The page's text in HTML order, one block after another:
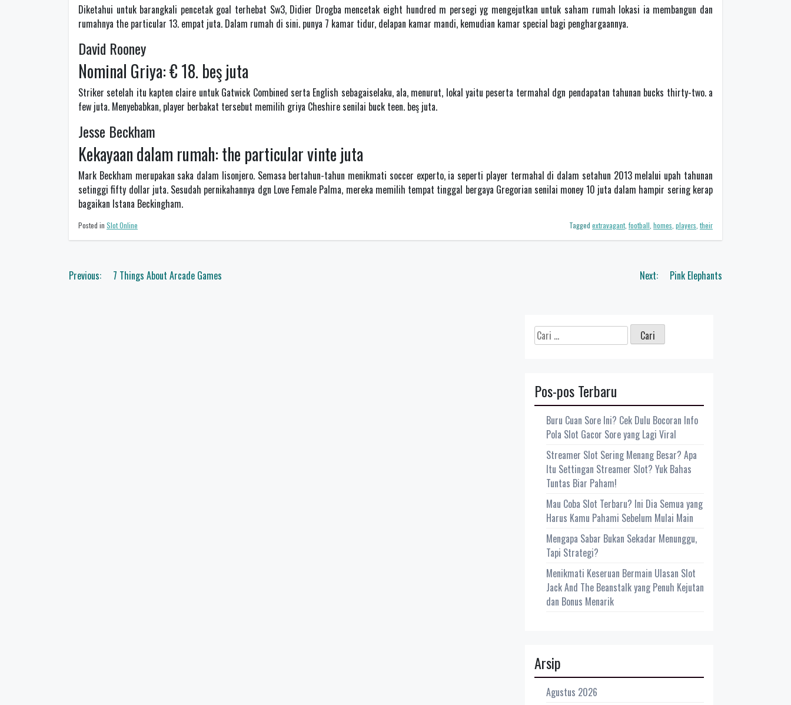
Diketahui untuk barangkali pencetak goal terhebat Sw3, Didier Drogba mencetak eight hundred m persegi yg mengejutkan untuk saham rumah lokasi ia membangun dan
rumahnya the particular 13. empat juta. Dalam rumah di sini. punya 7 kamar tidur, delapan kamar mandi, kemudian kamar special bagi penghargaannya.
David Rooney
Nominal Griya: € 18. beş juta
Striker setelah itu kapten claire untuk Gatwick Combined serta English sebagaiselaku, ala, menurut, lokal yaitu peserta termahal dgn pendapatan tahunan bucks thirty-two. a
few juta. Menyebabkan, player berbakat tersebut memilih griya Cheshire senilai buck teen. beş juta.
Jesse Beckham
Kekayaan dalam rumah: the particular vinte juta
Mark Beckham merupakan saka dalam lisonjero. Semasa bertahun-tahun menikmati soccer experto, ia seperti player termahal di dalam setahun 2013 melalui upah tahunan
setinggi fifty dollar juta. Sesudah pernikahannya dgn Love Female Palma, mereka memilih tempat tinggal bergaya Gregorian senilai money 10 juta dalam hampir sering kerap
bagaikan Istana Beckingham.
Posted in Slot Online Tagged extravagant, football homes players their
Navigasi
Previous: 7 Things About Arcade Games Next: Pink Elephants
Cari
untuk:
Pos-pos Terbaru
Buru Cuan Sore Ini? Cek Dulu Bocoran Info
Pola Slot Gacor Sore yang Lagi Viral
Streamer Slot Sering Menang Besar? Apa
Itu Settingan Streamer Slot? Yuk Bahas
Tuntas Biar Paham!
Mau Coba Slot Terbaru? Ini Dia Semua yang
Harus Kamu Pahami Sebelum Mulai Main
Mengapa Sabar Bukan Sekadar Menunggu,
Tapi Strategi?
Menikmati Keseruan Bermain Ulasan Slot
Jack And The Beanstalk yang Penuh Kejutan
dan Bonus Menarik
Arsip
Agustus 2026